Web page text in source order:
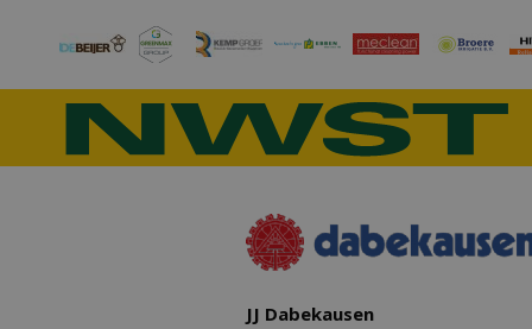
JJ Dabekausen